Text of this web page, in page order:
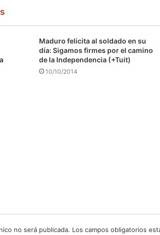
Maduro felicita al soldado en su
día: Sigamos firmes por el camino
de la Independencia (+Tuit)
10/10/2014
no será publicada. Los campos obligatorios